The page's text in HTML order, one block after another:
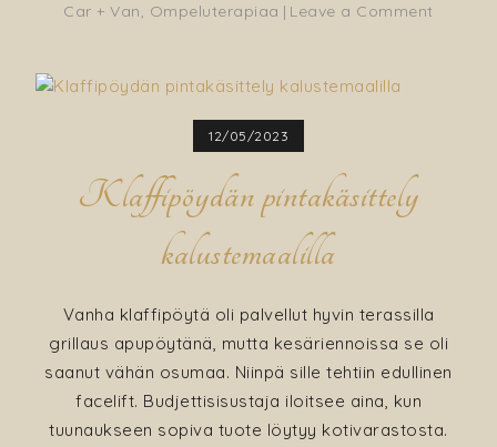
Car + Van, Ompeluterapiaa Leave a Comment
12/05/2023
Klaffipöydän pintakäsittely
kalustemaalilla
Vanha klaffipöytä oli palvellut hyvin terassilla
grillaus apupöytänä, mutta kesäriennoissa se oli
saanut vähän osumaa. Niinpä sille tehtiin edullinen
facelift. Budjettisisustaja iloitsee aina, kun
tuunaukseen sopiva tuote löytyy kotivarastosta.